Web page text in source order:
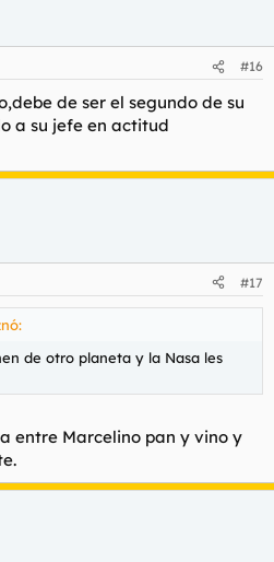
#16
de ser el segundo de su
a su jefe en actitud
#17
de otro planeta y la Nasa les
entre Marcelino pan y vino y